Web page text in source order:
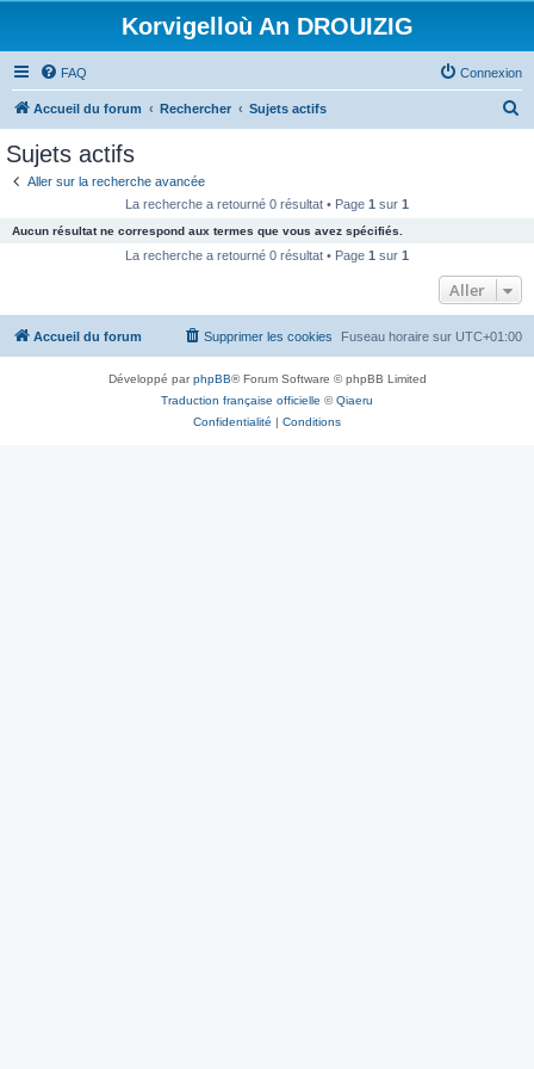
Korvigelloù An DROUIZIG
FAQ Connexion
Accueil du forum Rechercher Sujets actifs
c
e
Sujets actifs
Aller sur la recherche avancée
La recherche a retourné 0 résultat • Page 1 sur 1
Aucun résultat ne correspond aux termes que vous avez spécifiés.
La recherche a retourné 0 résultat • Page 1 sur 1
Aller
Accueil du forum Fuseau horaire sur UTC+01:00
Supprimer les cookies
Développé parphpBB® Forum Software © phpBB Limited
Traduction française officielle ©Qiaeru
Confidentialité | Conditions